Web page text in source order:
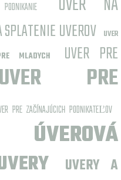
UVEROV
UVER
MLADYCH
UVER PRE
UVER PRE
PRE ZAČÍNAJÚCICH PODNIKATEĽOV
ÚVEROVÁ
UVERY A